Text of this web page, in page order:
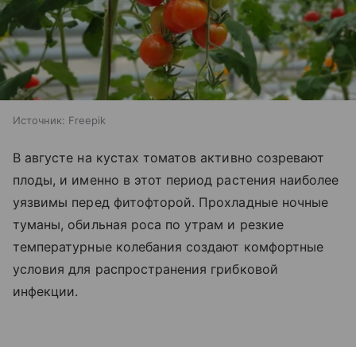
Источник: Freepik
В августе на кустах томатов активно созревают
плоды, и именно в этот период растения наиболее
уязвимы перед фитофторой. Прохладные ночные
туманы, обильная роса по утрам и резкие
температурные колебания создают комфортные
условия для распространения грибковой
инфекции.